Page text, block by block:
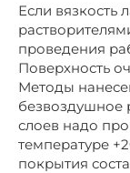
Если вязкость
проведения
Поверхность
Методы
безвоздушное
слоев надо
температуре
покрытия